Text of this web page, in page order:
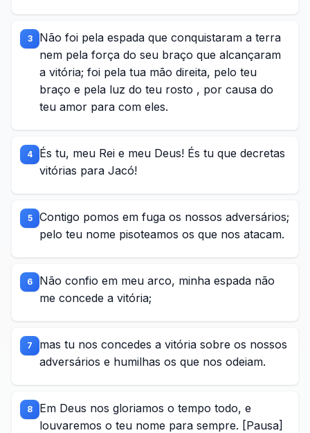
3
Não foi pela espada que conquistaram a terra
nem pela força do seu braço que alcançaram
a vitória; foi pela tua mão direita, pelo teu
braço e pela luz do teu rosto , por causa do
teu amor para com eles.
4
És tu, meu Rei e meu Deus! És tu que decretas
vitórias para Jacó!
5
Contigo pomos em fuga os nossos adversários;
pelo teu nome pisoteamos os que nos atacam.
6
Não confio em meu arco, minha espada não
me concede a vitória;
7
mas tu nos concedes a vitória sobre os nossos
adversários e humilhas os que nos odeiam.
8
Em Deus nos gloriamos o tempo todo, e
louvaremos o teu nome para sempre. [Pausa]